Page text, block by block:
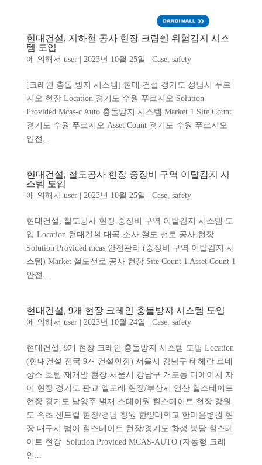
현대건설, 지하철 공사 현장 크람쉘 위험감지 시스
템 도입
에 의해서 user| 2023년 10월 25일 Case, safety
[크레인 충돌 방지 시스템] 현대 건설 경기도 성남시 푸르
지오 현장 Location 경기도 수원 푸르지오 Solution
Provided Mcas-c Auto 충돌방지 시스템 Market 1 Site Count
경기도 수원 푸르지오 Asset Count 경기도 수원 푸르지오
안전...
현대건설, 철도공사 현장 중장비 구역 이탈감지 시
스템 도입
에 의해서 user| 2023년 10월 25일 Case, safety
현대건설, 철도공사 현장 중장비 구역 이탈감지 시스템 도
입 Location 현대건설 대곡-소사 철도 선로 공사 현장
Solution Provided mcas 안전관리 (중장비 구역 이탈감지 시
스템) Market 철도선로 공사 현장 Site Count 1 Asset Count 1
안전...
현대건설, 9개 현장 크레인 충돌방지 시스템 도입
에 의해서 user| 2023년 10월 24일 Case, safety
현대건설, 9개 현장 크레인 충돌방지 시스템 도입 Location
(현대건설 전국 9개 건설현장) 서울시 강남구 테헤란 르네
상스 호텔 재개발 현장 서울시 강남구 개포동 디에이치 자
이 현장 경기도 판교 엘포레 현장/부산시 연산 힐스테이트
현장 경기도 남양주 별재 스테이원 힐스테이트 현장 강원
도 속초 센트럴 현장/경남 창원 한양대학교 한마음병원 현
장 대구시 범어 힐스테이트 현장/경기도 화성 봉담 힐스테
이트 현장 Solution Provided MCAS-AUTO (자동형 크레
인...